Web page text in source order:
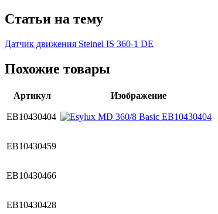
Статьи на тему
Датчик движения Steinel IS 360-1 DE
Похожие товары
Артикул Изображение
EB10430404
EB10430459
EB10430466
EB10430428